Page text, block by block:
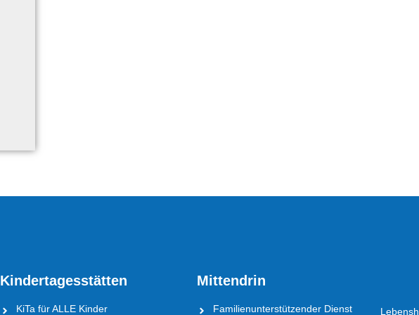
Kindertagesstätten
KiTa für ALLE Kinder
Mittendrin
Familienunterstützender Dienst